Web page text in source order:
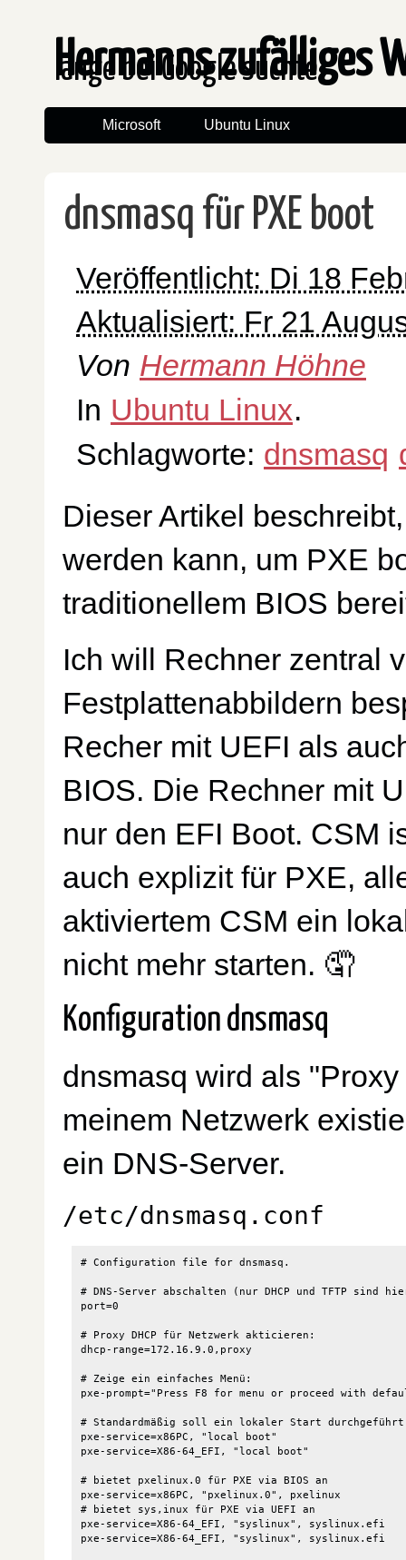
Hermanns zufälliges
lange bei Google suchte
Microsoft Ubuntu Linux
dnsmasq für PXE boot
Veröffentlicht: Di 18
Aktualisiert: Fr 21
Von Hermann Höhne
In Ubuntu Linux.
Schlagworte: dnsmasq
Dieser Artikel
werden kann, um PXE
traditionellem BIOS
Ich will Rechner zentral
Festplattenabbildern
Recher mit UEFI als
BIOS. Die Rechner mit
nur den EFI Boot. CSM
auch explizit für PXE,
aktiviertem CSM ein
nicht mehr starten. 🤦
Konfiguration dnsmasq
dnsmasq wird als
meinem Netzwerk
ein DNS-Server.
/etc/dnsmasq.conf
# Configuration file for dnsmasq.
# DNS-Server abschalten (nur DHCP und TFTP sind
port=0
# Proxy DHCP für Netzwerk akticieren:
dhcp-range=172.16.9.0,proxy
# Zeige ein einfaches Menü:
pxe-prompt="Press F8 for menu or proceed with
# Standardmäßig soll ein lokaler Start durchgeführt
pxe-service=x86PC, "local boot"
pxe-service=X86-64_EFI, "local boot"
# bietet pxelinux.0 für PXE via BIOS an
pxe-service=x86PC, "pxelinux.0", pxelinux
# bietet sys,inux für PXE via UEFI an
pxe-service=X86-64_EFI, "syslinux", syslinux.efi
pxe-service=X86-64_EFI, "syslinux", syslinux.efi